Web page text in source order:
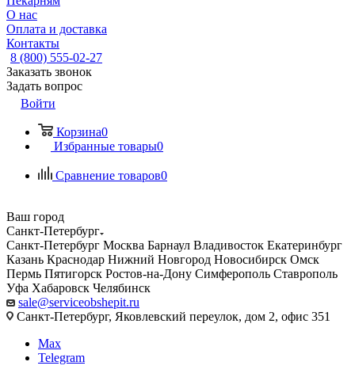
О нас
Оплата и доставка
Контакты
8 (800) 555-02-27
Заказать звонок
Задать вопрос
Войти
Корзина0
Избранные товары0
Сравнение товаров0
Ваш город
Санкт-Петербург
Санкт-Петербург Москва Барнаул Владивосток Екатеринбург
Казань Краснодар Нижний Новгород Новосибирск Омск
Пермь Пятигорск Ростов-на-Дону Симферополь Ставрополь
Уфа Хабаровск Челябинск
sale@serviceobshepit.ru
Санкт-Петербург, Яковлевский переулок, дом 2, офис 351
Max
Telegram